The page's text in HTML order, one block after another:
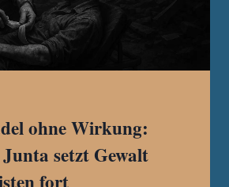
ohne Wirkung:
setzt Gewalt
fort